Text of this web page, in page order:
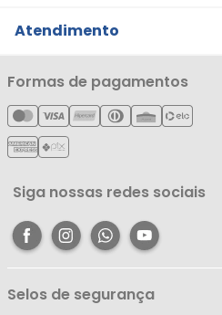
Notícias
Cartão Líderzan
Trocas e Devoluções
Política de Privacidade
Política de Entrega
Política de Reembolso
Atendimento
Minha Conta
Meus Pedidos
Meus Favoritos
Central de Atendimento
Formas de pagamentos
Siga nossas redes sociais
Selos de segurança